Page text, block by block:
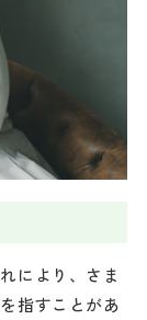
により、さま
指すことがあ